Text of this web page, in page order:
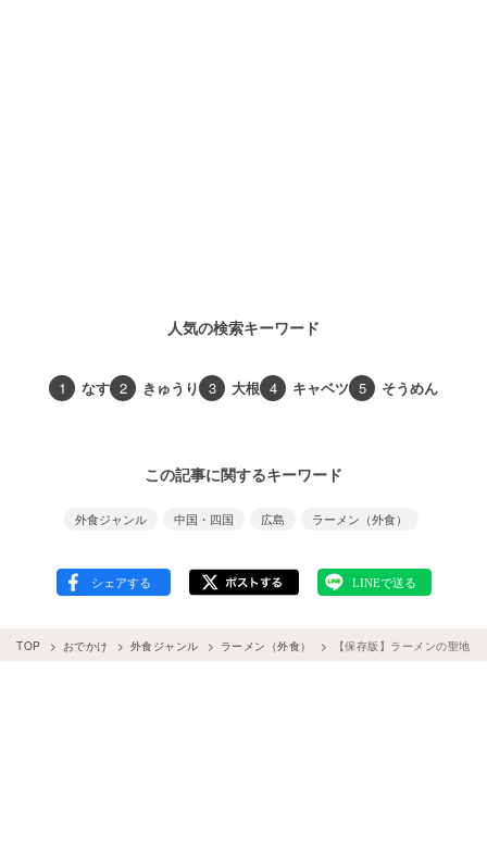
人気の検索キーワード
1 なす 2 きゅうり 3 大根 4 キャベツ 5 そうめん
この記事に関するキーワード
外食ジャンル 中国・四国 広島 ラーメン（外食）
TOP おでかけ 外食ジャンル ラーメン（外食） 【保存版】ラーメンの聖地